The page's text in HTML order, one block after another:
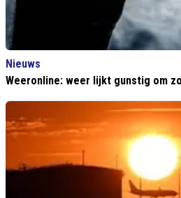
Nieuws
Weeronline: weer lijkt gunstig om